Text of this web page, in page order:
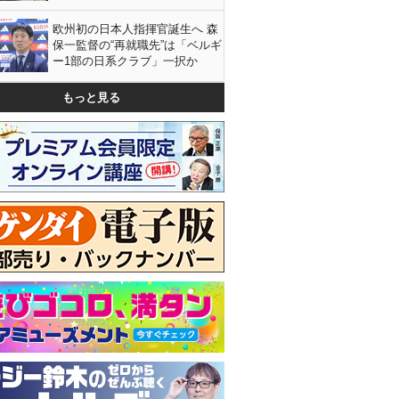
欧州初の日本人指揮官誕生へ 森
保一監督の“再就職先”は「ベルギ
ー1部の日系クラブ」一択か
もっと見る